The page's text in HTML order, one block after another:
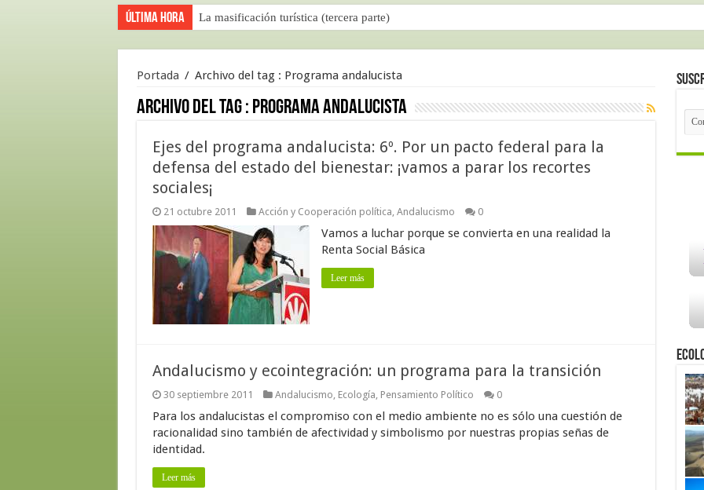
Última hora La masificación turística (tercera parte)
Portada / Archivo del tag : Programa andalucista
Archivo del tag : Programa andalucista
Ejes del programa andalucista: 6º. Por un pacto federal para la
defensa del estado del bienestar: ¡vamos a parar los recortes
sociales¡
21 octubre 2011 Acción y Cooperación política, Andalucismo 0
Vamos a luchar porque se convierta en una realidad la
Renta Social Básica
Leer más
Andalucismo y ecointegración: un programa para la transición
30 septiembre 2011 Andalucismo, Ecología, Pensamiento Político 0
Para los andalucistas el compromiso con el medio ambiente no es sólo una cuestión de
racionalidad sino también de afectividad y simbolismo por nuestras propias señas de
identidad.
Leer más